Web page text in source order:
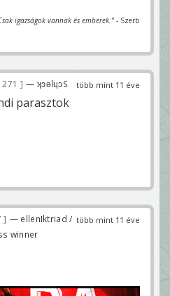
igazságok vannak és emberek." - Szerb
több mint 11 éve
271 — ʞɔǝlɥɔS
parasztok
több mint 11 éve
— ellenIktriad /
winner